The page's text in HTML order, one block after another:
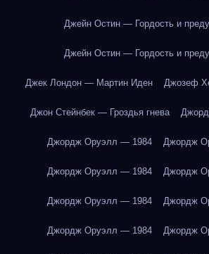
Джейн Остин — Гордость и
Джейн Остин — Гордость и
Джек Лондон — Мартин Иден Джозеф
Джон Стейнбек — Гроздья гнева
Джордж Оруэлл — 1984 Джордж
Джордж Оруэлл — 1984 Джордж
Джордж Оруэлл — 1984 Джордж
Джордж Оруэлл — 1984 Джордж